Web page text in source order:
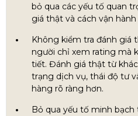
bỏ qua các yếu tố quan
giá thật và cách vận
Không kiểm tra đánh giá
người chỉ xem rating mà
tiết. Đánh giá thật từ
trạng dịch vụ, thái độ tư
hàng rõ ràng hơn.
Bỏ qua yếu tố minh